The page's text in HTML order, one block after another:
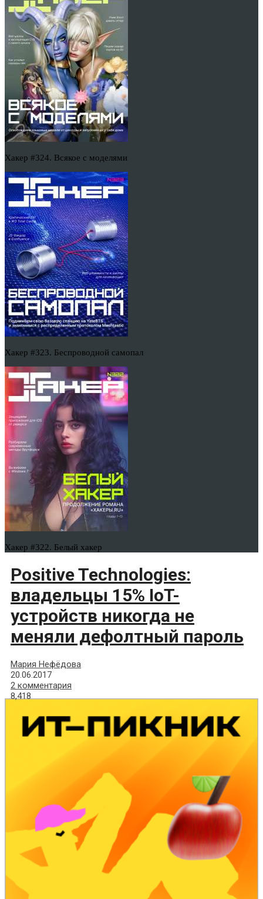
Хакер #324. Всякое с моделями
Хакер #323. Беспроводной самопал
Хакер #322. Белый хакер
Positive Technologies:
владельцы 15% IoT-
устройств никогда не
меняли дефолтный пароль
Мария Нефёдова
20.06.2017
2 комментария
8,418